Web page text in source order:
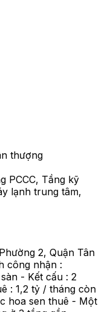
thượng
PCCC, Tầng kỹ
lạnh trung tâm,
2, Quận Tân
công nhận :
- Kết cấu : 2
: 1,2 tỷ / tháng còn
hoa sen thuê - Một